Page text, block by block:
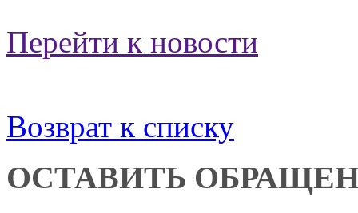
Перейти к новости
Возврат к списку
ОСТАВИТЬ